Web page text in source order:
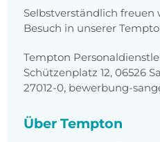
Selbstverständlich
Besuch in unserer
Tempton
Schützenplatz 12, 06526
27012-0, bewerbung-
Über Tempton